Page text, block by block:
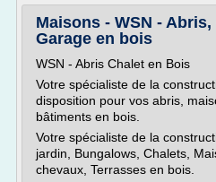
Maisons - WSN -
Garage en bois
WSN - Abris Chalet en Bois
Votre spécialiste de la
disposition pour vos abris,
bâtiments en bois.
Votre spécialiste de la
jardin, Bungalows, Chalets,
chevaux, Terrasses en bois.